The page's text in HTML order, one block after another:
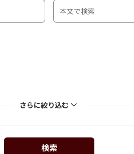
さらに絞り込む
検索